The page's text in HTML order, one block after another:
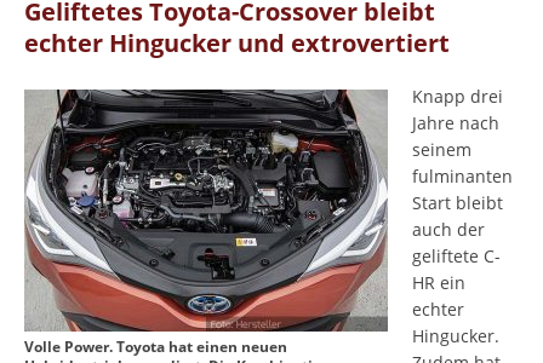
Geliftetes Toyota-Crossover bleibt
echter Hingucker und extrovertiert
Volle Power. Toyota hat einen neuen
Knapp drei
Jahre nach
seinem
fulminanten
Start bleibt
auch der
geliftete C-
HR ein
echter
Hingucker.